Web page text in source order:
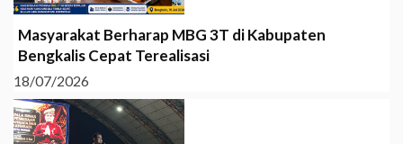
Masyarakat Berharap MBG 3T di Kabupaten
Bengkalis Cepat Terealisasi
18/07/2026